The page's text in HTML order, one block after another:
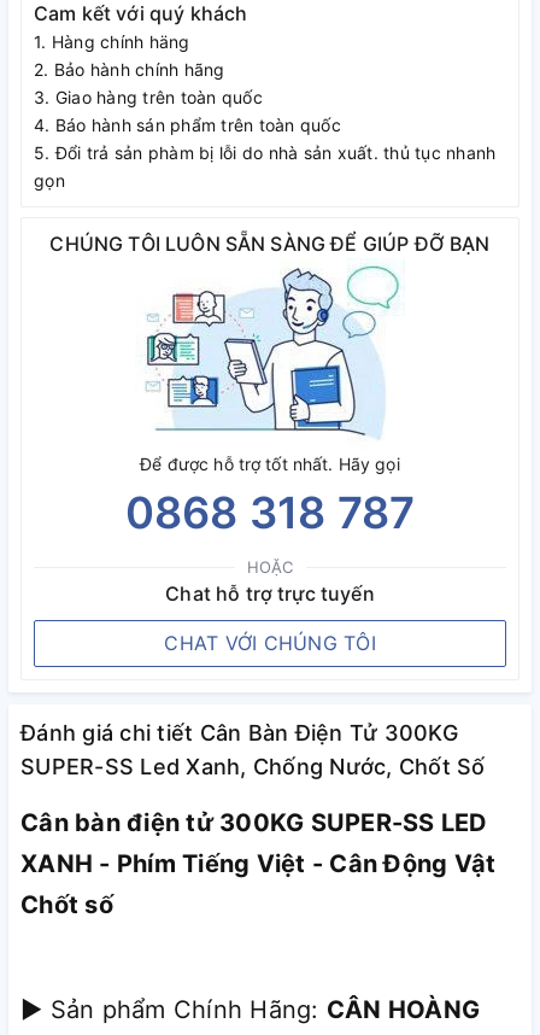
Cam kết với quý khách
1. Hàng chính häng
2. Bảo hành chính hãng
3. Giao hàng trên toàn quốc
4. Báo hành sán phẩm trên toàn quốc
5. Đổi trả sản phàm bị lỗi do nhà sản xuất. thủ tục nhanh
gọn
CHÚNG TÔI LUÔN SẴN SÀNG ĐỂ GIÚP ĐỠ BẠN
Để được hỗ trợ tốt nhất. Hãy gọi
0868 318 787
HOẶC
Chat hỗ trợ trực tuyến
CHAT VỚI CHÚNG TÔI
Đánh giá chi tiết Cân Bàn Điện Tử 300KG
SUPER-SS Led Xanh, Chống Nước, Chốt Số
Cân bàn điện tử 300KG SUPER-SS LED
XANH - Phím Tiếng Việt - Cân Động Vật
Chốt số
► Sản phẩm Chính Hãng: CÂN HOÀNG